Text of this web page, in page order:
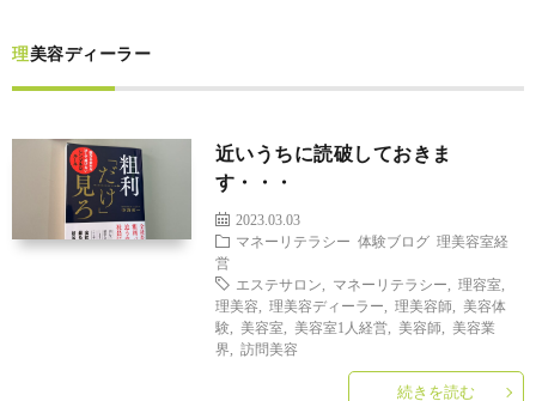
ー
プ
ィ
会
容
在
理美容ディーラー
近いうちに読破しておきま
す・・・
2023.03.03
マネーリテラシー 体験ブログ 理美容室経
営
エステサロン
マネーリテラシー 理容室
理美容
理美容ディーラー 理美容師, 美容体
験, 美容室 美容室1人経営, 美容師, 美容業
界
訪問美容
続きを読む